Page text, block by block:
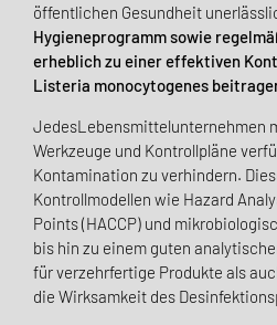
öffentlichen Gesundheit
Hygieneprogramm sowie
erheblich zu einer effektiven
Listeria monocytogenes
JedesLebensmittelunternehmen
Werkzeuge und Kontrollpläne
Kontamination zu verhindern.
Kontrollmodellen wie Hazard
Points (HACCP) und
bis hin zu einem guten
für verzehrfertige Produkte als
die Wirksamkeit des